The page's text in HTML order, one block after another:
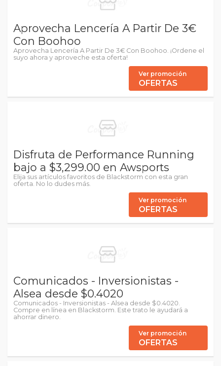
Aprovecha Lencería A Partir De 3€
Con Boohoo
Aprovecha Lencería A Partir De 3€ Con Boohoo. ¡Ordene el
suyo ahora y aproveche esta oferta!
Ver promoción
OFERTAS
Disfruta de Performance Running
bajo a $3,299.00 en Awsports
Elija sus artículos favoritos de Blackstorm con esta gran
oferta. No lo dudes más.
Ver promoción
OFERTAS
Comunicados - Inversionistas -
Alsea desde $0.4020
Comunicados - Inversionistas - Alsea desde $0.4020.
Compre en línea en Blackstorm. Este trato le ayudará a
ahorrar dinero.
Ver promoción
OFERTAS